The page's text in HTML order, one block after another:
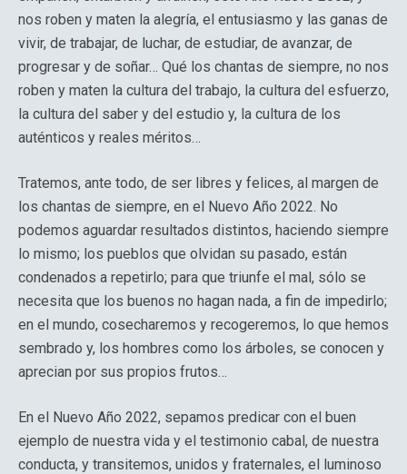
nos roben y maten la alegría, el entusiasmo y las ganas de
vivir, de trabajar, de luchar, de estudiar, de avanzar, de
progresar y de soñar… Qué los chantas de siempre, no nos
roben y maten la cultura del trabajo, la cultura del esfuerzo,
la cultura del saber y del estudio y, la cultura de los
auténticos y reales méritos…
Tratemos, ante todo, de ser libres y felices, al margen de
los chantas de siempre, en el Nuevo Año 2022. No
podemos aguardar resultados distintos, haciendo siempre
lo mismo; los pueblos que olvidan su pasado, están
condenados a repetirlo; para que triunfe el mal, sólo se
necesita que los buenos no hagan nada, a fin de impedirlo;
en el mundo, cosecharemos y recogeremos, lo que hemos
sembrado y, los hombres como los árboles, se conocen y
aprecian por sus propios frutos…
En el Nuevo Año 2022, sepamos predicar con el buen
ejemplo de nuestra vida y el testimonio cabal, de nuestra
conducta, y transitemos, unidos y fraternales, el luminoso